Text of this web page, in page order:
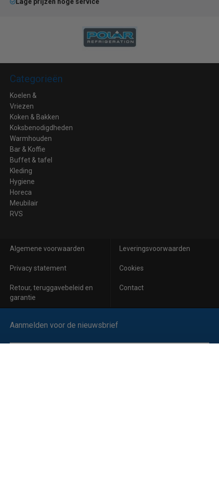
Categorieën
Koelen &
Vriezen
Koken & Bakken
Koksbenodigdheden
Warmhouden
Bar & Koffie
Buffet & tafel
Kleding
Hygiene
Horeca
Meubilair
RVS
Algemene voorwaarden Leveringsvoorwaarden
Privacy statement Cookies
Retour, teruggavebeleid en
garantie
Contact
Aanmelden voor de nieuwsbrief